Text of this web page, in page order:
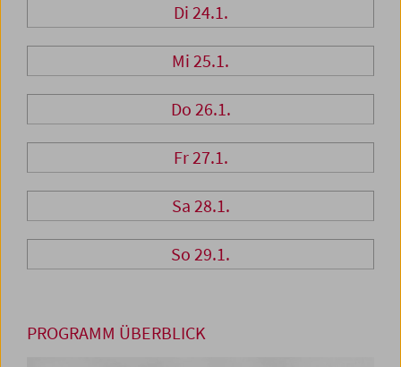
Di 24.1.
Mi 25.1.
Do 26.1.
Fr 27.1.
Sa 28.1.
So 29.1.
PROGRAMM ÜBERBLICK